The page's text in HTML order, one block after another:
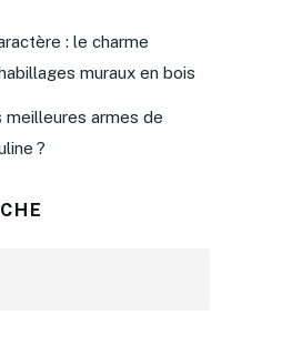
: le charme
muraux en bois
armes de
?